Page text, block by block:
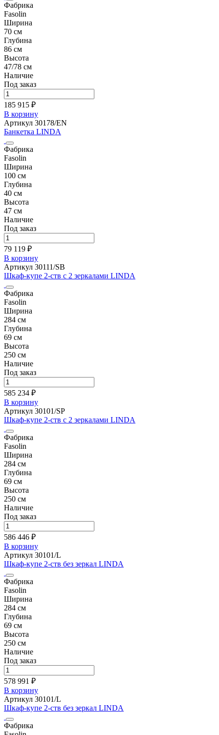
Фабрика
Fasolin
Ширина
70 см
Глубина
86 см
Высота
47/78 см
Наличие
Под заказ
185 915 ₽
В корзину
Артикул 30178/EN
Банкетка LINDA
Фабрика
Fasolin
Ширина
100 см
Глубина
40 см
Высота
47 см
Наличие
Под заказ
79 119 ₽
В корзину
Артикул 30111/SB
Шкаф-купе 2-ств с 2 зеркалами LINDA
Фабрика
Fasolin
Ширина
284 см
Глубина
69 см
Высота
250 см
Наличие
Под заказ
585 234 ₽
В корзину
Артикул 30101/SP
Шкаф-купе 2-ств с 2 зеркалами LINDA
Фабрика
Fasolin
Ширина
284 см
Глубина
69 см
Высота
250 см
Наличие
Под заказ
586 446 ₽
В корзину
Артикул 30101/L
Шкаф-купе 2-ств без зеркал LINDA
Фабрика
Fasolin
Ширина
284 см
Глубина
69 см
Высота
250 см
Наличие
Под заказ
578 991 ₽
В корзину
Артикул 30101/L
Шкаф-купе 2-ств без зеркал LINDA
Фабрика